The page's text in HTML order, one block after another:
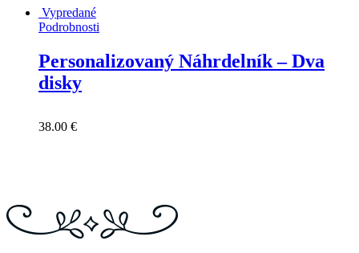
Vypredané
Podrobnosti
Personalizovaný Náhrdelník – Dva
disky
38.00 €